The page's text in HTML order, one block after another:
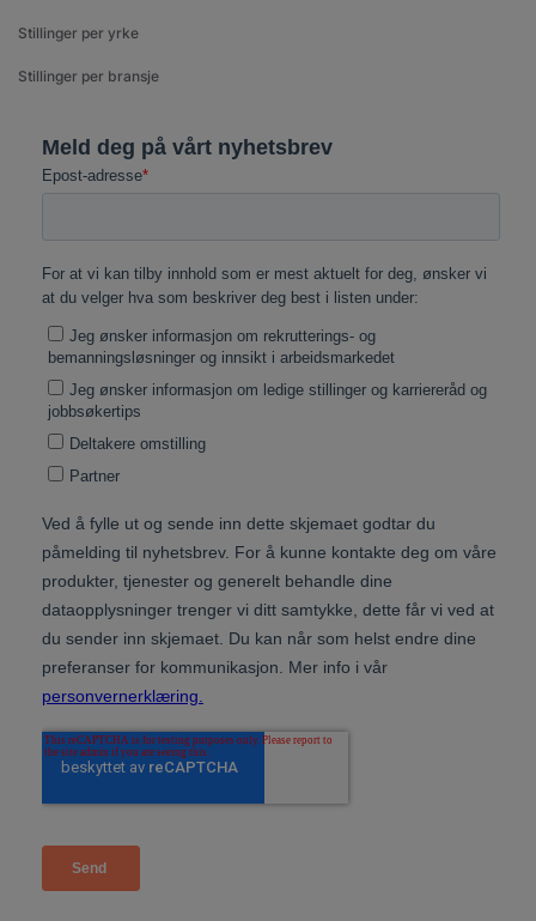
Stillinger per yrke
Stillinger per bransje